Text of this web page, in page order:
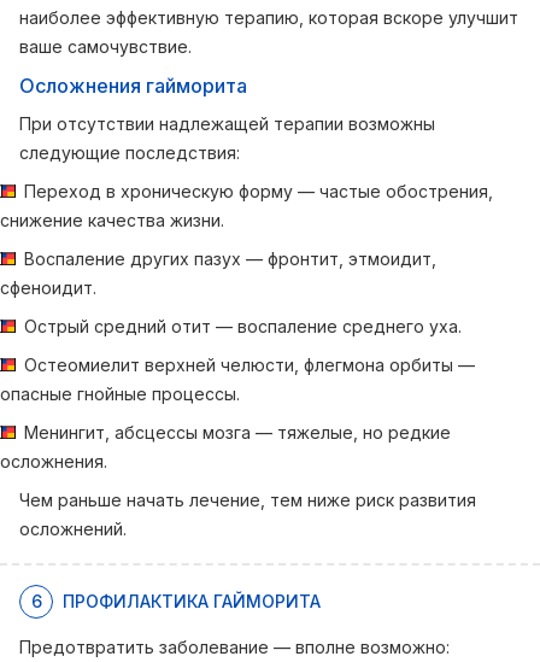
наиболее эффективную терапию, которая вскоре улучшит
ваше самочувствие.
Осложнения гайморита
При отсутствии надлежащей терапии возможны
следующие последствия:
Переход в хроническую форму — частые обострения,
снижение качества жизни.
Воспаление других пазух — фронтит, этмоидит,
сфеноидит.
Острый средний отит — воспаление среднего уха.
Остеомиелит верхней челюсти, флегмона орбиты —
опасные гнойные процессы.
Менингит, абсцессы мозга — тяжелые, но редкие
осложнения.
Чем раньше начать лечение, тем ниже риск развития
осложнений.
6 ПРОФИЛАКТИКА ГАЙМОРИТА
Предотвратить заболевание — вполне возможно: